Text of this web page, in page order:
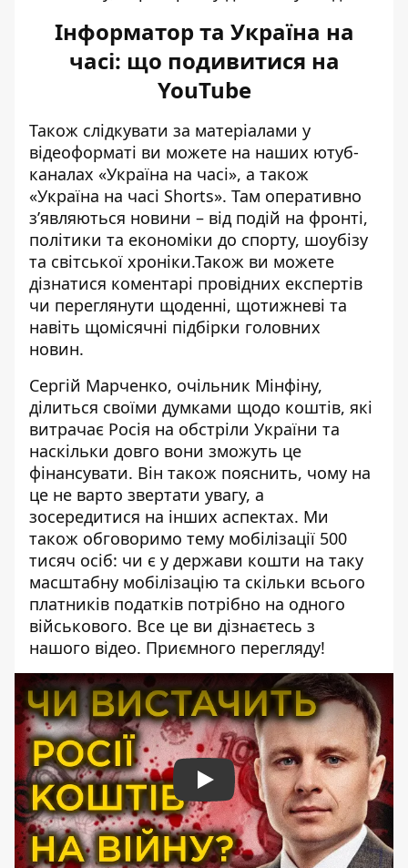
Інформатор та Україна на
часі: що подивитися на
YouTube
Також слідкувати за матеріалами у
відеоформаті ви можете на наших ютуб-
каналах «Україна на часі», а також
«Україна на часі Shorts». Там оперативно
зʼявляються новини – від подій на фронті,
політики та економіки до спорту, шоубізу
та світської хроніки.Також ви можете
дізнатися коментарі провідних експертів
чи переглянути щоденні, щотижневі та
навіть щомісячні підбірки головних
новин.
Сергій Марченко, очільник Мінфіну,
ділиться своїми думками щодо коштів, які
витрачає Росія на обстріли України та
наскільки довго вони зможуть це
фінансувати. Він також пояснить, чому на
це не варто звертати увагу, а
зосередитися на інших аспектах. Ми
також обговоримо тему мобілізації 500
тисяч осіб: чи є у держави кошти на таку
масштабну мобілізацію та скільки всього
платників податків потрібно на одного
військового. Все це ви дізнаєтесь з
нашого відео. Приємного перегляду!
Play